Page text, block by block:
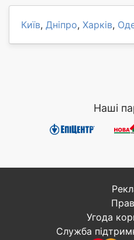
Київ, Дніпро, Харків,
Наші
Угода
Служба